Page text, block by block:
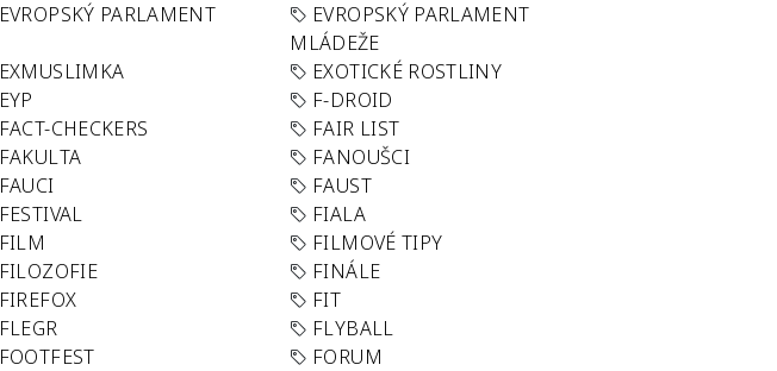
EVROPSKÝ PARLAMENT
EVROPSKÝ PARLAMENT
MLÁDEŽE
EXMUSLIMKA
EXOTICKÉ ROSTLINY
EYP
F-DROID
FACT-CHECKERS
FAIR LIST
FAKULTA
FANOUŠCI
FAUCI
FAUST
FESTIVAL
FIALA
FILM
FILMOVÉ TIPY
FILOZOFIE
FINÁLE
FIREFOX
FIT
FLEGR
FLYBALL
FOOTFEST
FORUM